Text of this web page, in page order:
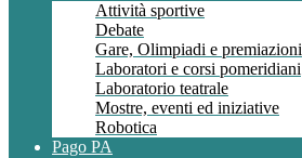
Attività sportive
Debate
Gare, Olimpiadi e premiazioni
Laboratori e corsi pomeridiani
Laboratorio teatrale
Mostre, eventi ed iniziative
Robotica
Pago PA